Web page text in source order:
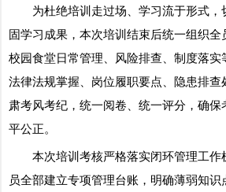
为杜绝培训走过场、学习流于形式
固学习成果，本次培训结束后统一组织
校园食堂日常管理、风险排查、制度落
法律法规掌握、岗位履职要点、隐患排
肃考风考纪，统一阅卷、统一评分，确保
平公正。
本次培训考核严格落实闭环管理工作
员全部建立专项管理台账，明确薄弱知